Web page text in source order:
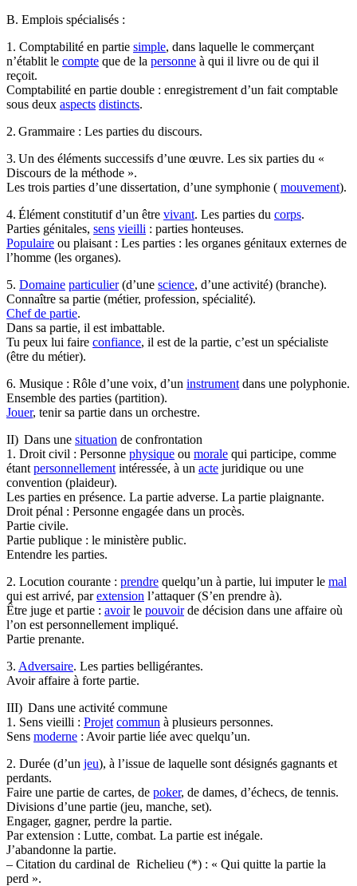
B. Emplois spécialisés :
1. Comptabilité en partie simple, dans laquelle le commerçant
n’établit le compte que de la personne à qui il livre ou de qui il
reçoit.
Comptabilité en partie double : enregistrement d’un fait comptable
sous deux aspects distincts.
2. Grammaire : Les parties du discours.
3. Un des éléments successifs d’une œuvre. Les six parties du «
Discours de la méthode ».
Les trois parties d’une dissertation, d’une symphonie ( mouvement).
4. Élément constitutif d’un être vivant. Les parties du corps.
Parties génitales, sens vieilli : parties honteuses.
Populaire ou plaisant : Les parties : les organes génitaux externes de
l’homme (les organes).
5. Domaine particulier(d’une science, d’une activité) (branche).
Connaître sa partie (métier, profession, spécialité).
Chef de partie.
Dans sa partie, il est imbattable.
Tu peux lui faire confiance, il est de la partie, c’est un spécialiste
(être du métier).
6. Musique : Rôle d’une voix, d’un instrument dans une polyphonie.
Ensemble des parties (partition).
Jouer, tenir sa partie dans un orchestre.
II) Dans une situation de confrontation
1. Droit civil : Personne physique ou morale qui participe, comme
étant personnellement intéressée, à un acte juridique ou une
convention (plaideur).
Les parties en présence. La partie adverse. La partie plaignante.
Droit pénal : Personne engagée dans un procès.
Partie civile.
Partie publique : le ministère public.
Entendre les parties.
2. Locution courante : prendre quelqu’un à partie, lui imputer le mal
qui est arrivé, parextension l’attaquer (S’en prendre à).
Être juge et partie : avoirle pouvoirde décision dans une affaire où
l’on est personnellement impliqué.
Partie prenante.
3. Adversaire. Les parties belligérantes.
Avoir affaire à forte partie.
III) Dans une activité commune
1. Sens vieilli : Projet commun à plusieurs personnes.
Sens moderne : Avoir partie liée avec quelqu’un.
2. Durée (d’un jeu), à l’issue de laquelle sont désignés gagnants et
perdants.
Faire une partie de cartes, de poker, de dames, d’échecs, de tennis.
Divisions d’une partie (jeu, manche, set).
Engager, gagner, perdre la partie.
Par extension : Lutte, combat. La partie est inégale.
J’abandonne la partie.
– Citation du cardinal de Richelieu (*) : « Qui quitte la partie la
perd ».